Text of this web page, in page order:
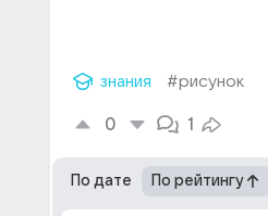
знания #рисунок
0 1
По дате По рейтингу